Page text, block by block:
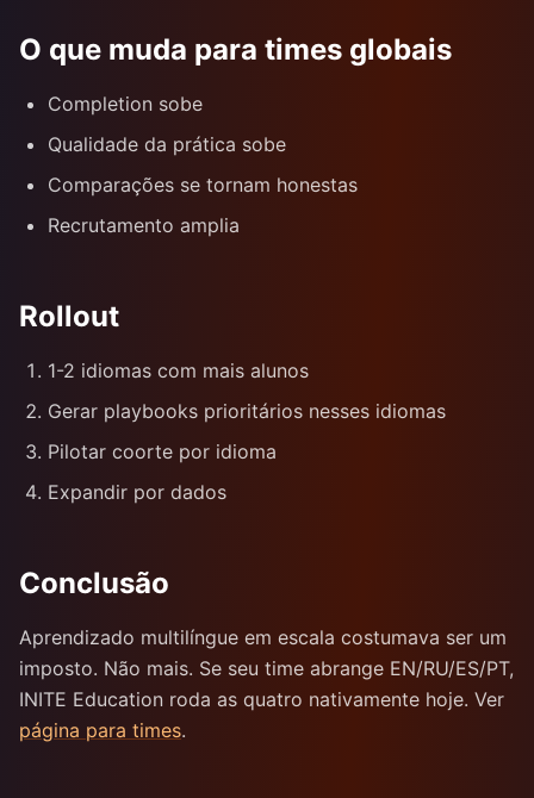
O que muda para times globais
Completion sobe
Qualidade da prática sobe
Comparações se tornam honestas
Recrutamento amplia
Rollout
1-2 idiomas com mais alunos
Gerar playbooks prioritários nesses idiomas
Pilotar coorte por idioma
Expandir por dados
Conclusão
Aprendizado multilíngue em escala costumava ser um
imposto. Não mais. Se seu time abrange EN/RU/ES/PT,
INITE Education roda as quatro nativamente hoje. Ver
página para times.